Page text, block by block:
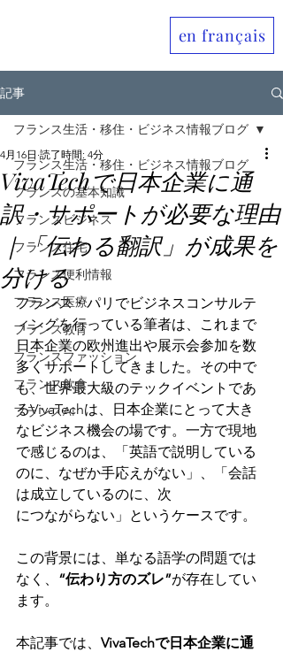
en français
記事
フランス生活・移住・ビジネス情報ブログ
フランスの基本知識
フランスビジネス
フランス住宅
フランス便利情報
フランス医療
フランス教育
フランスファッション
フランス飲食
フランスAI
フランス生活・移住・ビジネス情報ブログ
VivaTechで日本企業に通
訳・サポートが必要な理由
｜「伝わる翻訳」が成果を
分ける
4月16日 読了時間: 4分
フランス・パリでビジネスコンサルテ
ィングを行っている筆者は、これまで
日本企業の欧州進出や展示会参加を数
多くサポートしてきました。その中で
も、世界最大級のテックイベントであ
るVivaTechは、日本企業にとって大き
なビジネス機会の場です。一方で現地
で感じるのは、「英語で説明している
のに、なぜか手応えがない」、「会話
は成立しているのに、次
につながらない」というケースです。
この背景には、単なる語学の問題では
なく、 “伝わり方のズレ”が存在してい
ます。
本記事では、 VivaTechで日本企業に通